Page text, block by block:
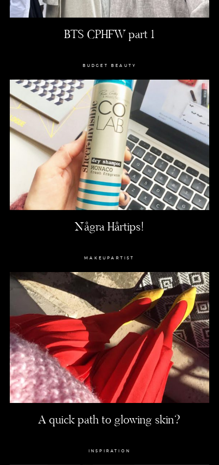
BTS CPHFW part 1
BUDGET BEAUTY
Några Hårtips!
MAKEUPARTIST
A quick path to glowing skin?
INSPIRATION